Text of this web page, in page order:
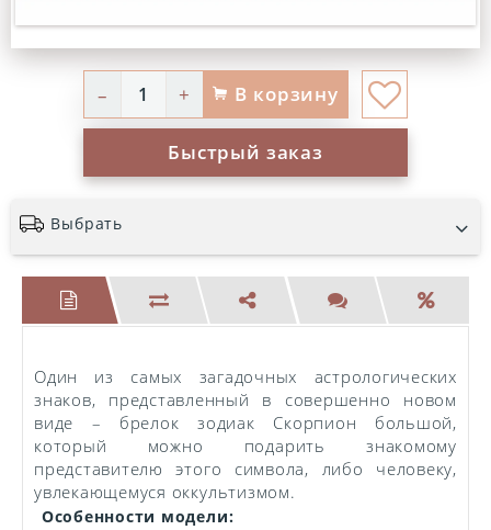
– + В корзину
Быстрый заказ
Выбрать
Один из самых загадочных астрологических
знаков, представленный в совершенно новом
виде – брелок зодиак Скорпион большой,
который можно подарить знакомому
представителю этого символа, либо человеку,
увлекающемуся оккультизмом.
Особенности модели: